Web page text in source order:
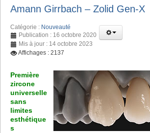
Amann Girrbach – Zolid Gen-X
Catégorie : Nouveauté
Publication : 16 octobre 2020
Mis à jour : 14 octobre 2023
Affichages : 2137
Première
zircone
universelle
sans
limites
esthétique
s